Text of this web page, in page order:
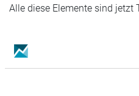
Alle diese Elemente sind jetzt